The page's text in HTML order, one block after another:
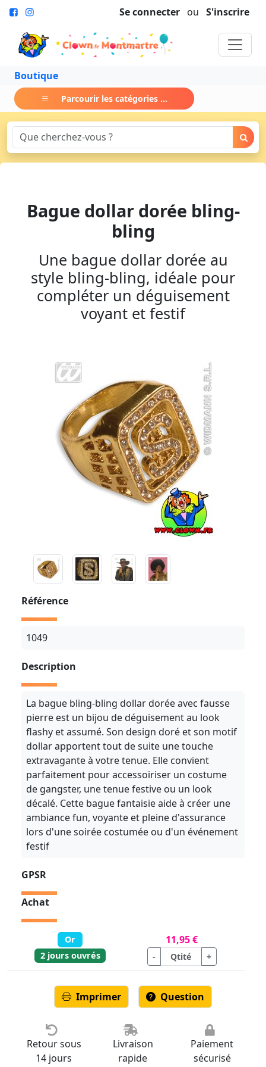
Se connecter ou S'inscrire
Boutique
Parcourir les catégories ...
Bague dollar dorée bling-
bling
Une bague dollar dorée au
style bling-bling, idéale pour
compléter un déguisement
voyant et festif
Référence
1049
Description
La bague bling-bling dollar dorée avec fausse
pierre est un bijou de déguisement au look
flashy et assumé. Son design doré et son motif
dollar apportent tout de suite une touche
extravagante à votre tenue. Elle convient
parfaitement pour accessoiriser un costume
de gangster, une tenue festive ou un look
décalé. Cette bague fantaisie aide à créer une
ambiance fun, voyante et pleine d'assurance
lors d'une soirée costumée ou d'un événement
festif
GPSR
Achat
Or 11,95 €
2 jours ouvrés - +
Imprimer Question
Retour sous
14 jours
Livraison
rapide
Paiement
sécurisé